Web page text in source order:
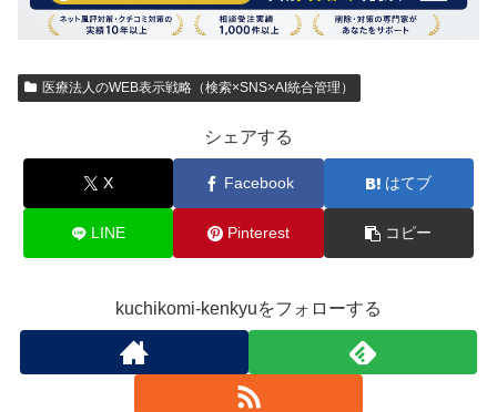
医療法人のWEB表示戦略（検索×SNS×AI統合管理）
シェアする
X Facebook はてブ
LINE Pinterest コピー
kuchikomi-kenkyuをフォローする